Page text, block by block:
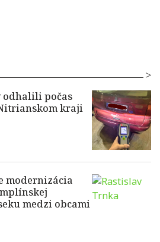
odhalili počas
kraji
modernizácia
medzi obcami